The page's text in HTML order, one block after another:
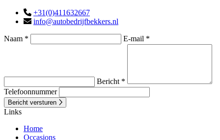
+31(0)411632667
info@autobedrijfbekkers.nl
Naam * E-mail *
Bericht *
Telefoonnummer
Bericht versturen
Links
Home
Occasions